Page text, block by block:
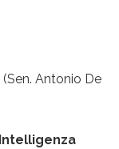
Antonio De